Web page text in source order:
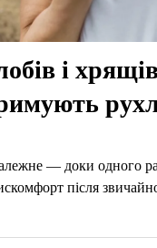
і
— доки одного
після